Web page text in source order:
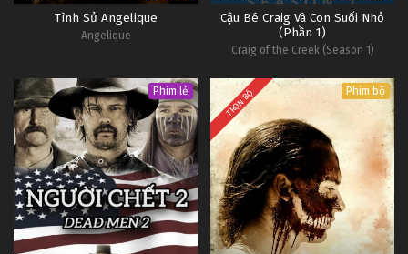
Tình Sử Angelique
Angelique
Cậu Bé Craig Và Con Suối Nhỏ
(Phần 1)
Craig of the Creek (Season 1)
Phim lẻ TRỌN BỘ Phim bộ